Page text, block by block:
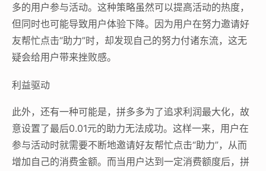
多的用户参与活动。这种策略虽然可以提高活动的热度，
但同时也可能导致用户体验下降。因为用户在努力邀请好
友帮忙点击“助力”时，却发现自己的努力付诸东流，这无
疑会给用户带来挫败感。
利益驱动
此外，还有一种可能是，拼多多为了追求利润最大化，故
意设置了最后0.01元的助力无法成功。这样一来，用户在
参与活动时就需要不断地邀请好友帮忙点击“助力”，从而
增加自己的消费金额。而当用户达到一定消费额度后，拼